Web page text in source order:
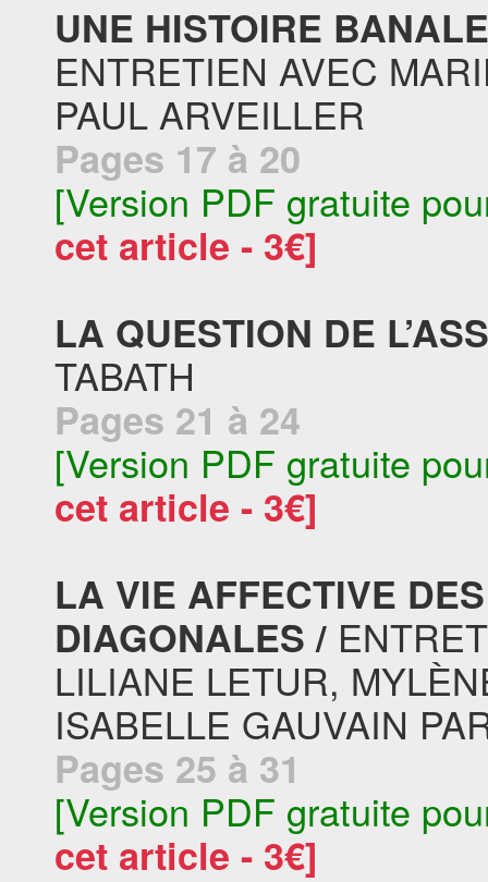
UNE HISTOIRE
ENTRETIEN AVEC
PAUL ARVEILLER
Pages 17 à 20
[Version PDF gratuite
cet article - 3€]
LA QUESTION DE
TABATH
Pages 21 à 24
[Version PDF gratuite
cet article - 3€]
LA VIE AFFECTIVE
DIAGONALES /
LILIANE LETUR,
ISABELLE GAUVAIN
Pages 25 à 31
[Version PDF gratuite
cet article - 3€]